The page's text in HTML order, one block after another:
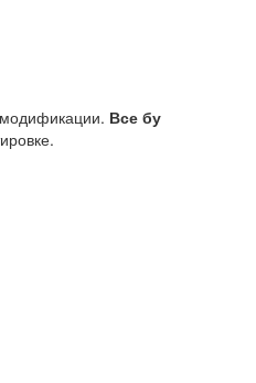
модификации. Все бу